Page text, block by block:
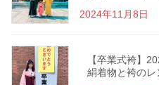
2024年11月8日
【卒業式袴】
絹着物と袴の